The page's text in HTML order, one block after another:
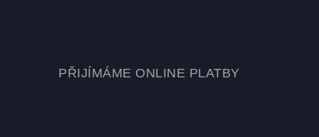
PŘIJÍMÁME ONLINE PLATBY